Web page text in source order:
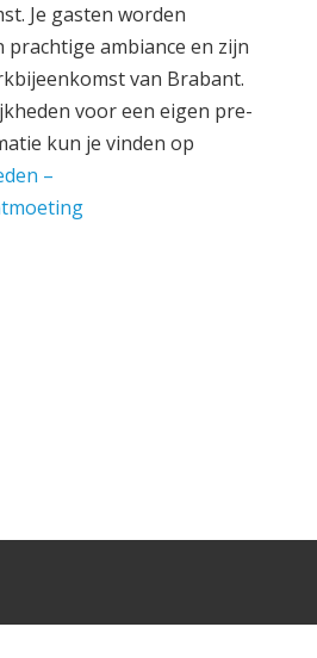
Je gasten worden
prachtige ambiance en zijn
van Brabant.
voor een eigen pre-
kun je vinden op
–